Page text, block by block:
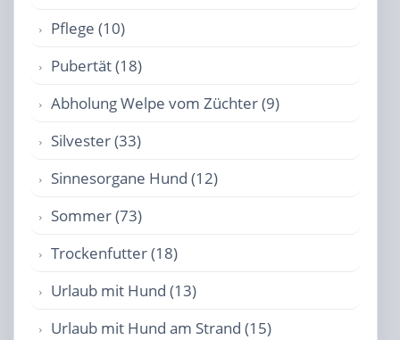
Pflege (10)
Pubertät (18)
Abholung Welpe vom Züchter (9)
Silvester (33)
Sinnesorgane Hund (12)
Sommer (73)
Trockenfutter (18)
Urlaub mit Hund (13)
Urlaub mit Hund am Strand (15)